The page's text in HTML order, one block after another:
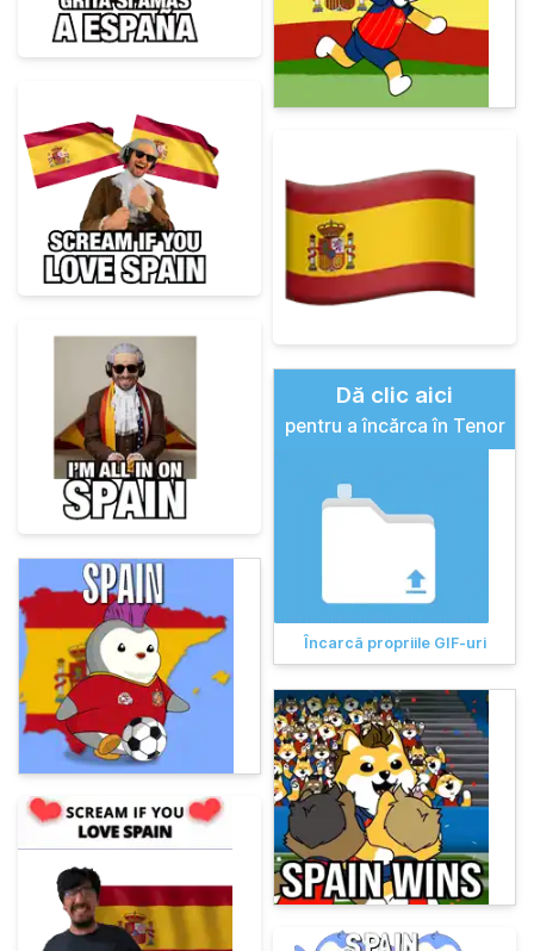
Dă clic aici
pentru a încărca în Tenor
Încarcă propriile GIF-uri